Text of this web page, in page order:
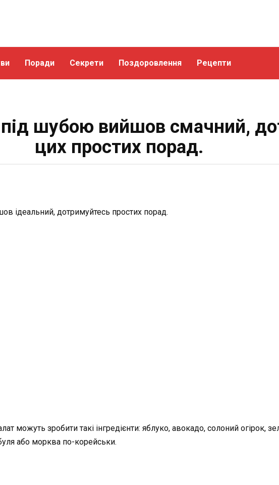
Поради Секрети Поздоровлення Рецепти
шубою вийшов смачний,
цих простих порад.
ідеальний, дотримуйтесь простих порад.
можуть зробити такі інгредієнти: яблуко, авокадо, солоний огірок,
або морква по-корейськи.